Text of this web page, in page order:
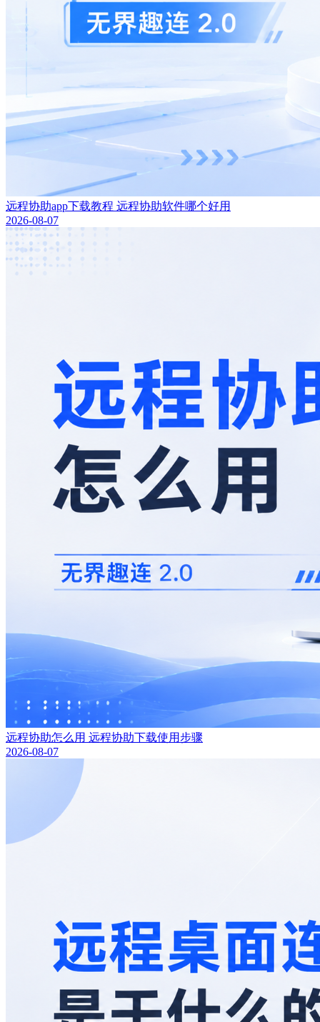
远程协助app下载教程 远程协助软件哪个好用
2026-08-07
远程协助怎么用 远程协助下载使用步骤
2026-08-07